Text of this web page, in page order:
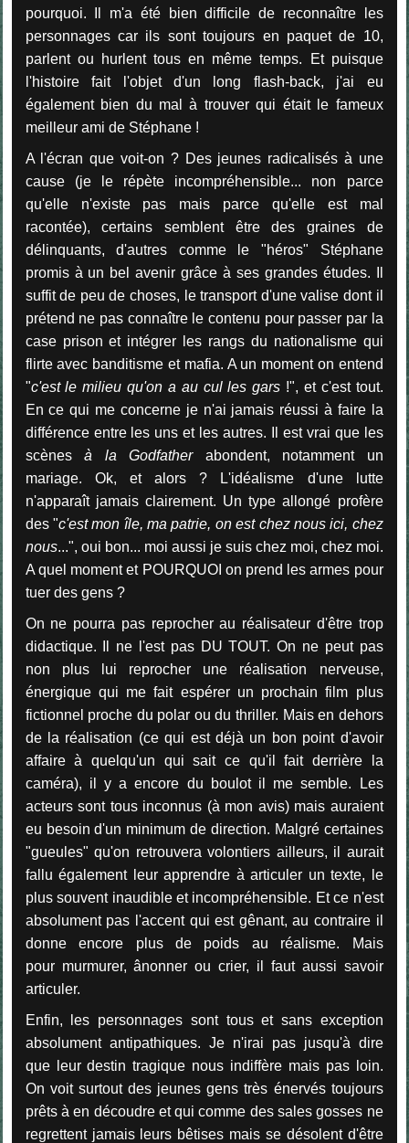
pourquoi. Il m'a été bien difficile de reconnaître les
personnages car ils sont toujours en paquet de 10,
parlent ou hurlent tous en même temps. Et puisque
l'histoire fait l'objet d'un long flash-back, j'ai eu
également bien du mal à trouver qui était le fameux
meilleur ami de Stéphane !
A l'écran que voit-on ? Des jeunes radicalisés à une
cause (je le répète incompréhensible... non parce
qu'elle n'existe pas mais parce qu'elle est mal
racontée), certains semblent être des graines de
délinquants, d'autres comme le "héros" Stéphane
promis à un bel avenir grâce à ses grandes études. Il
suffit de peu de choses, le transport d'une valise dont il
prétend ne pas connaître le contenu pour passer par la
case prison et intégrer les rangs du nationalisme qui
flirte avec banditisme et mafia. A un moment on entend
"c'est le milieu qu'on a au cul les gars !", et c'est tout.
En ce qui me concerne je n'ai jamais réussi à faire la
différence entre les uns et les autres. Il est vrai que les
scènesà la Godfatherabondent, notamment un
mariage. Ok, et alors ? L'idéalisme d'une lutte
n'apparaît jamais clairement. Un type allongé profère
des "c'est mon île, ma patrie, on est chez nous ici, chez
nous...", oui bon... moi aussi je suis chez moi, chez moi.
A quel moment et POURQUOI on prend les armes pour
tuer des gens ?
On ne pourra pas reprocher au réalisateur d'être trop
didactique. Il ne l'est pas DU TOUT. On ne peut pas
non plus lui reprocher une réalisation nerveuse,
énergique qui me fait espérer un prochain film plus
fictionnel proche du polar ou du thriller. Mais en dehors
de la réalisation (ce qui est déjà un bon point d'avoir
affaire à quelqu'un qui sait ce qu'il fait derrière la
caméra), il y a encore du boulot il me semble. Les
acteurs sont tous inconnus (à mon avis) mais auraient
eu besoin d'un minimum de direction. Malgré certaines
"gueules" qu'on retrouvera volontiers ailleurs, il aurait
fallu également leur apprendre à articuler un texte, le
plus souvent inaudible et incompréhensible. Et ce n'est
absolument pas l'accent qui est gênant, au contraire il
donne encore plus de poids au réalisme. Mais
pour murmurer, ânonner ou crier, il faut aussi savoir
articuler.
Enfin, les personnages sont tous et sans exception
absolument antipathiques. Je n'irai pas jusqu'à dire
que leur destin tragique nous indiffère mais pas loin.
On voit surtout des jeunes gens très énervés toujours
prêts à en découdre et qui comme des sales gosses ne
regrettent jamais leurs bêtises mais se désolent d'être